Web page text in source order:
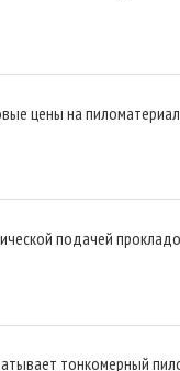
цены на
подачей
тонкомерный